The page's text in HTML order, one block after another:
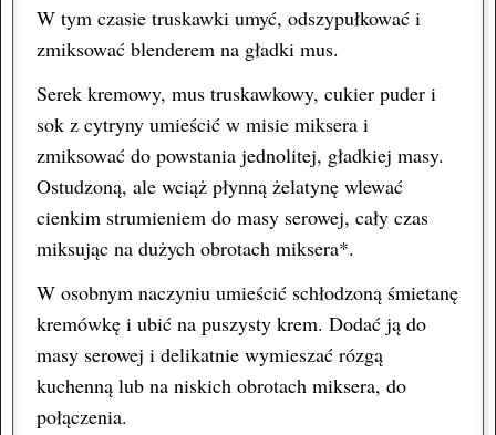
W tym czasie truskawki umyć, odszypułkować i
zmiksować blenderem na gładki mus.
Serek kremowy, mus truskawkowy, cukier puder i
sok z cytryny umieścić w misie miksera i
zmiksować do powstania jednolitej, gładkiej masy.
Ostudzoną, ale wciąż płynną żelatynę wlewać
cienkim strumieniem do masy serowej, cały czas
miksując na dużych obrotach miksera*.
W osobnym naczyniu umieścić schłodzoną śmietanę
kremówkę i ubić na puszysty krem. Dodać ją do
masy serowej i delikatnie wymieszać rózgą
kuchenną lub na niskich obrotach miksera, do
połączenia.